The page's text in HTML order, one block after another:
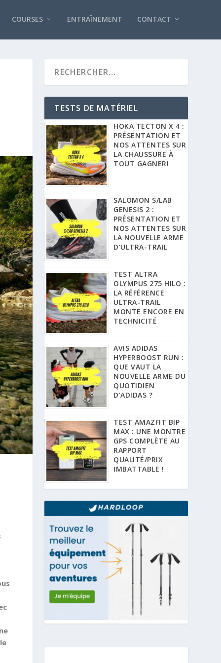
COURSES ENTRAÎNEMENT CONTACT
TESTS DE MATÉRIEL
HOKA TECTON X 4 :
PRÉSENTATION ET
NOS ATTENTES SUR
LA CHAUSSURE À
TOUT GAGNER!
SALOMON S/LAB
GENESIS 2 :
PRÉSENTATION ET
NOS ATTENTES SUR
LA NOUVELLE ARME
D’ULTRA-TRAIL
TEST ALTRA
OLYMPUS 275 HILO :
LA RÉFÉRENCE
ULTRA-TRAIL
MONTE ENCORE EN
TECHNICITÉ
AVIS ADIDAS
HYPERBOOST RUN :
QUE VAUT LA
NOUVELLE ARME DU
QUOTIDIEN
D’ADIDAS ?
TEST AMAZFIT BIP
MAX : UNE MONTRE
GPS COMPLÈTE AU
RAPPORT
QUALITÉ/PRIX
IMBATTABLE !